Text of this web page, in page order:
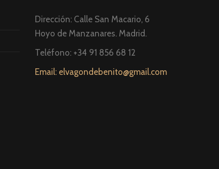
Dirección: Calle San Macario, 6
Hoyo de Manzanares. Madrid.
Teléfono: +34 91 856 68 12
Email: elvagondebenito@gmail.com